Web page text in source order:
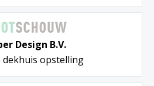
Design B.V.
dekhuis opstelling